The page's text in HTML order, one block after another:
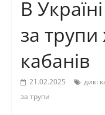
В
за
кабанів
21.02.2025 дикі
за трупи